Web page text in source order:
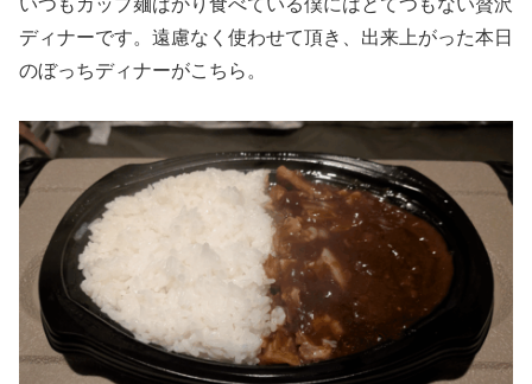
ディナーです。遠慮なく使わせて頂き、出来上がった本日
のぼっちディナーがこちら。